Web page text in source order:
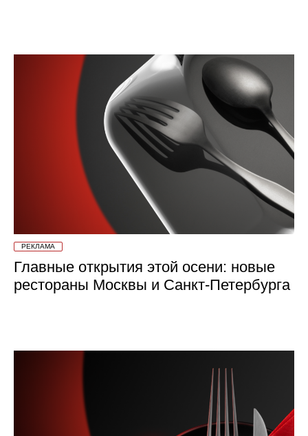
РЕКЛАМА
Главные открытия этой осени: новые
рестораны Москвы и Санкт-Петербурга